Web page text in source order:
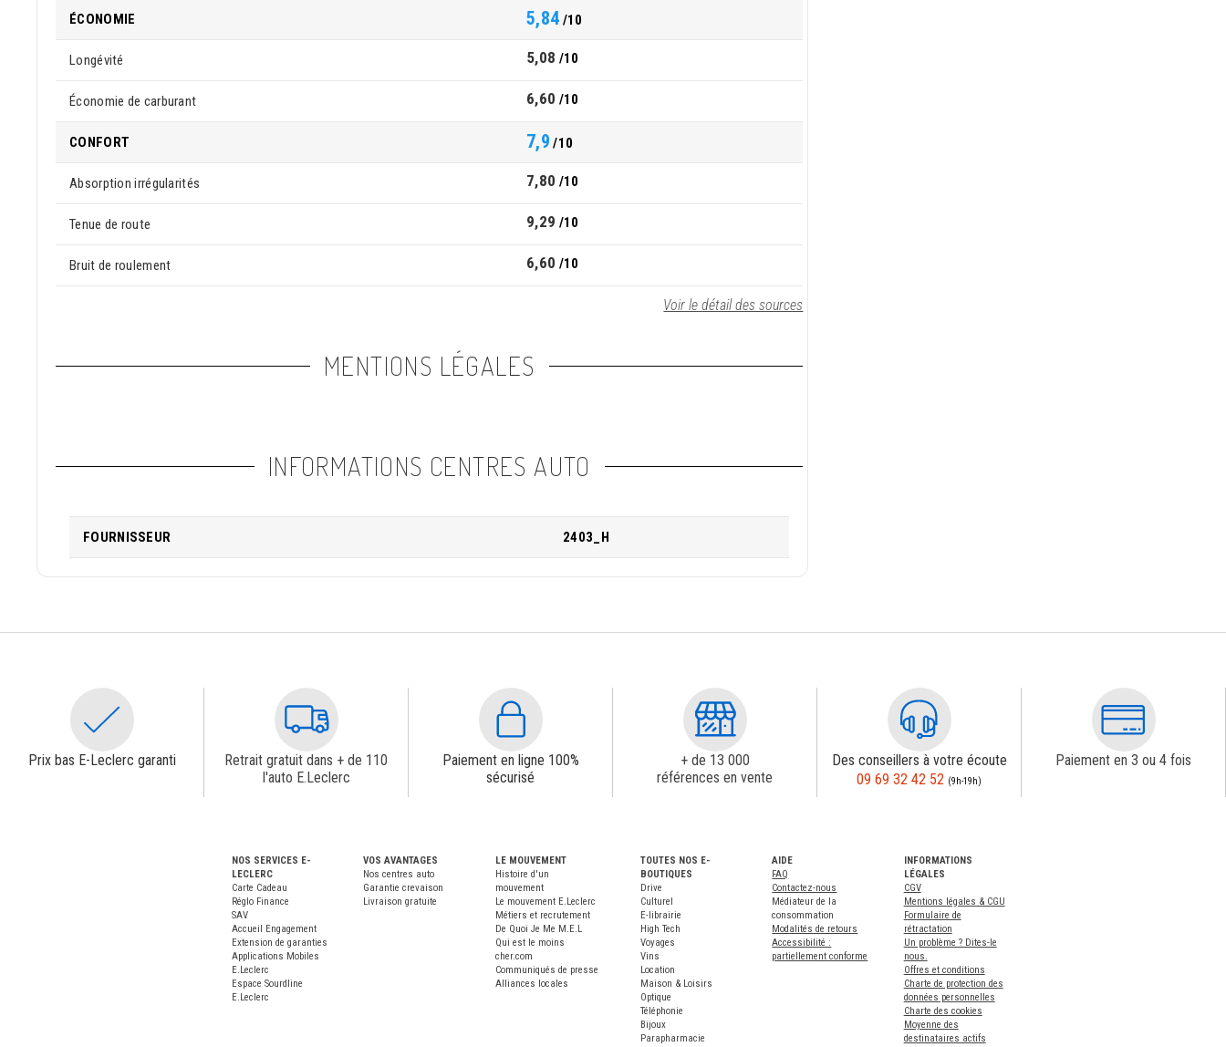
ÉCONOMIE 5,84 /10
Longévité 5,08 /10
Économie de carburant 6,60 /10
CONFORT 7,9 /10
Absorption irrégularités 7,80 /10
Tenue de route 9,29 /10
Bruit de roulement 6,60 /10
Voir le détail des sources
MENTIONS LÉGALES
INFORMATIONS CENTRES AUTO
FOURNISSEUR 2403_H
Prix bas E-Leclerc garanti
Retrait gratuit dans + de 110
l'auto E.Leclerc
Paiement en ligne 100%
sécurisé
+ de 13 000
références en vente
Des conseillers à votre écoute
09 69 32 42 52 (9h-19h)
Paiement en 3 ou 4 fois
NOS SERVICES E-
LECLERC
Carte Cadeau
Réglo Finance
SAV
Accueil Engagement
Extension de garanties
Applications Mobiles
E.Leclerc
Espace Sourdline
E.Leclerc
VOS AVANTAGES
Nos centres auto
Garantie crevaison
Livraison gratuite
LE MOUVEMENT
Histoire d'un
mouvement
Le mouvement E.Leclerc
Métiers et recrutement
De Quoi Je Me M.E.L
Qui est le moins
cher.com
Communiqués de presse
Alliances locales
TOUTES NOS E-
BOUTIQUES
Drive
Culturel
E-librairie
High Tech
Voyages
Vins
Location
Maison & Loisirs
Optique
Téléphonie
Bijoux
Parapharmacie
AIDE
FAQ
Contactez-nous
Médiateur de la
consommation
Modalités de retours
Accessibilité :
partiellement conforme
INFORMATIONS
LÉGALES
CGV
Mentions légales & CGU
Formulaire de
rétractation
Un problème ? Dites-le
nous.
Offres et conditions
Charte de protection des
données personnelles
Charte des cookies
Moyenne des
destinataires actifs